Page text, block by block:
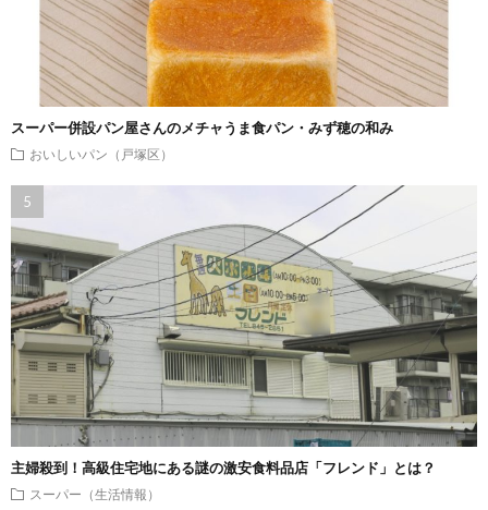
スーパー併設パン屋さんのメチャうま食パン・みず穂の和み
おいしいパン（戸塚区）
主婦殺到！高級住宅地にある謎の激安食料品店「フレンド」とは？
スーパー（生活情報）